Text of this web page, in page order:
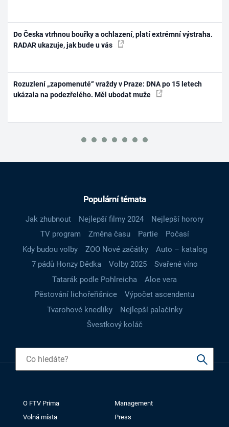
Do Česka vtrhnou bouřky a ochlazení, platí extrémní výstraha.
RADAR ukazuje, jak bude u vás
Rozuzlení „zapomenuté“ vraždy v Praze: DNA po 15 letech
ukázala na podezřelého. Měl ubodat muže
Populární témata
Jak zhubnout Nejlepší filmy 2024
Nejlepší horory
TV program
Změna času Partie
Počasí
Kdy budou volby
ZOO Nové začátky
Auto – katalog
7 pádů Honzy Dědka
Volby 2025
Svařené víno
Tatarák podle Pohlreicha
Aloe vera
Pěstování lichořeřišnice
Výpočet ascendentu
Tvarohové knedlíky
Nejlepší palačinky
Švestkový koláč
O FTV Prima
Management
Volná místa
Press